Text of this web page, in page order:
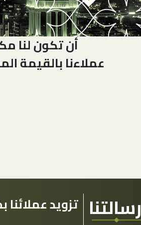
أن تكون لنا
عملاءنا بالقيمة
رسالتنا تزويد